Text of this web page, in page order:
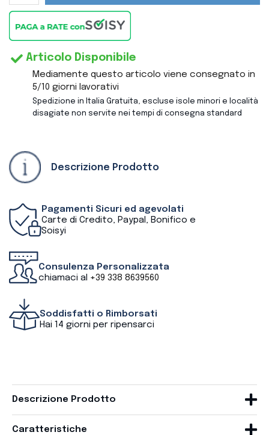
Articolo Disponibile
Mediamente questo articolo viene consegnato in
5/10 giorni lavorativi
Spedizione in Italia Gratuita, escluse isole minori e località
disagiate non servite nei tempi di consegna standard
Descrizione Prodotto
Pagamenti Sicuri ed agevolati
Carte di Credito, Paypal, Bonifico e
Soisyi
Consulenza Personalizzata
chiamaci al +39 338 8639560
Soddisfatti o Rimborsati
Hai 14 giorni per ripensarci
Descrizione Prodotto
Caratteristiche